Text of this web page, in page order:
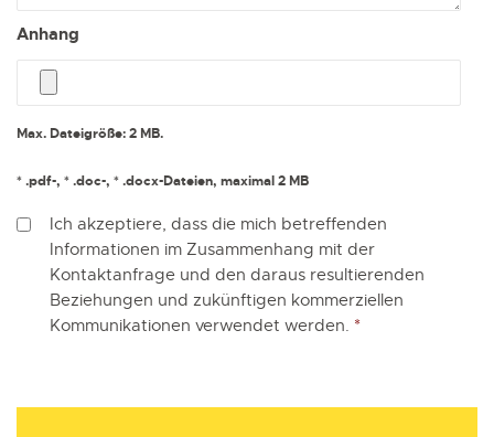
Anhang
Max. Dateigröße: 2 MB.
* .pdf-, * .doc-, * .docx-Dateien, maximal 2 MB
RGPDIch akzeptiere, dass die mich betreffenden
Informationen im Zusammenhang mit der
Kontaktanfrage und den daraus resultierenden
Beziehungen und zukünftigen kommerziellen
Kommunikationen verwendet werden. *